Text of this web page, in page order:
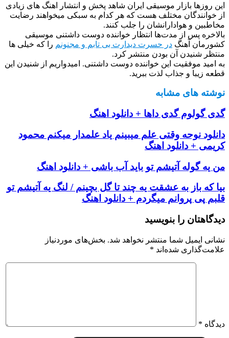
این روزها بازار موسیقی ایران شاهد پخش و انتشار اهنگ های زیادی
از خوانندگان مختلف هست که هر کدام به سبکی میخواهند رضایت
مخاطبین و هوادارانشان را جلب کنند.
بالاخره پس از مدت‌ها انتظار خواننده دوست داشتنی موسیقی
کشورمان آهنگ در حسرت دیدارت بی تابم و مجنونم را که خیلی ها
منتظر شنیدن آن بودن منتشر کرد.
به امید موفقیت این خواننده دوست داشتنی. امیدواریم از شنیدن این
قطعه زیبا و جذاب لذت ببرید.
نوشته های مشابه
گدی گولوم گدی داها + دانلود اهنگ
دانلود نوحه وقتی علم میبینم یاد علمدار میکنم محمود
کریمی + دانلود اهنگ
من یه گوله آتیشم تو باید آب باشی + دانلود اهنگ
بیا که باز به عشقت یه چند تا گل بچینم / لنگ یه آتیشم تو
قلبم پی پروانم میگردم + دانلود اهنگ
دیدگاهتان را بنویسید
نشانی ایمیل شما منتشر نخواهد شد. بخش‌های موردنیاز
علامت‌گذاری شده‌اند *
دیدگاه *